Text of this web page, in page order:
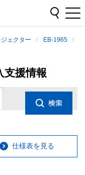
ェクター EB-1965
援情報
仕様表を見る